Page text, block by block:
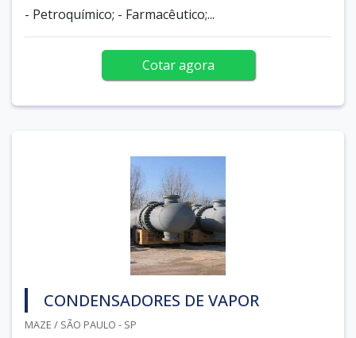
- Petroquímico; - Farmacêutico;...
Cotar agora
CONDENSADORES DE VAPOR
MAZE / SÃO PAULO - SP